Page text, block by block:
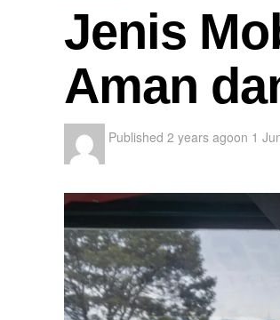
Jenis
Aman
Published 2 years agoon 1